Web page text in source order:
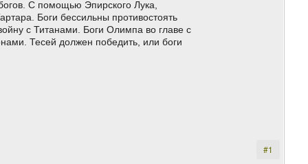
С помощью Эпирского Лука,
Боги бессильны противостоять
с Титанами. Боги Олимпа во главе с
Тесей должен победить, или боги
#1